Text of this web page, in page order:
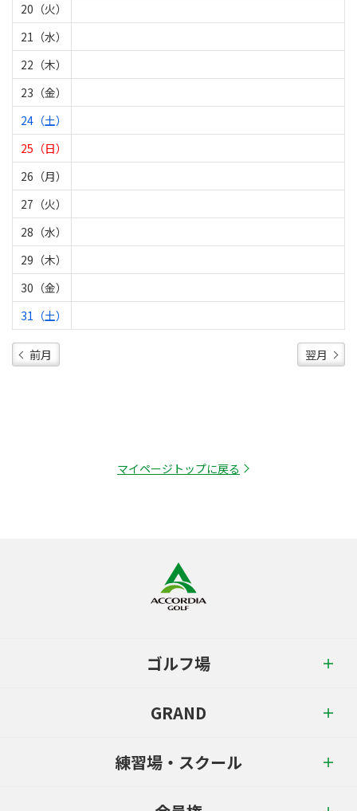
20（火）
21（水）
22（木）
23（金）
24（土）
25（日）
26（月）
27（火）
28（水）
29（木）
30（金）
31（土）
前月 翌月
マイページトップに戻る
ゴルフ場
GRAND
練習場・スクール